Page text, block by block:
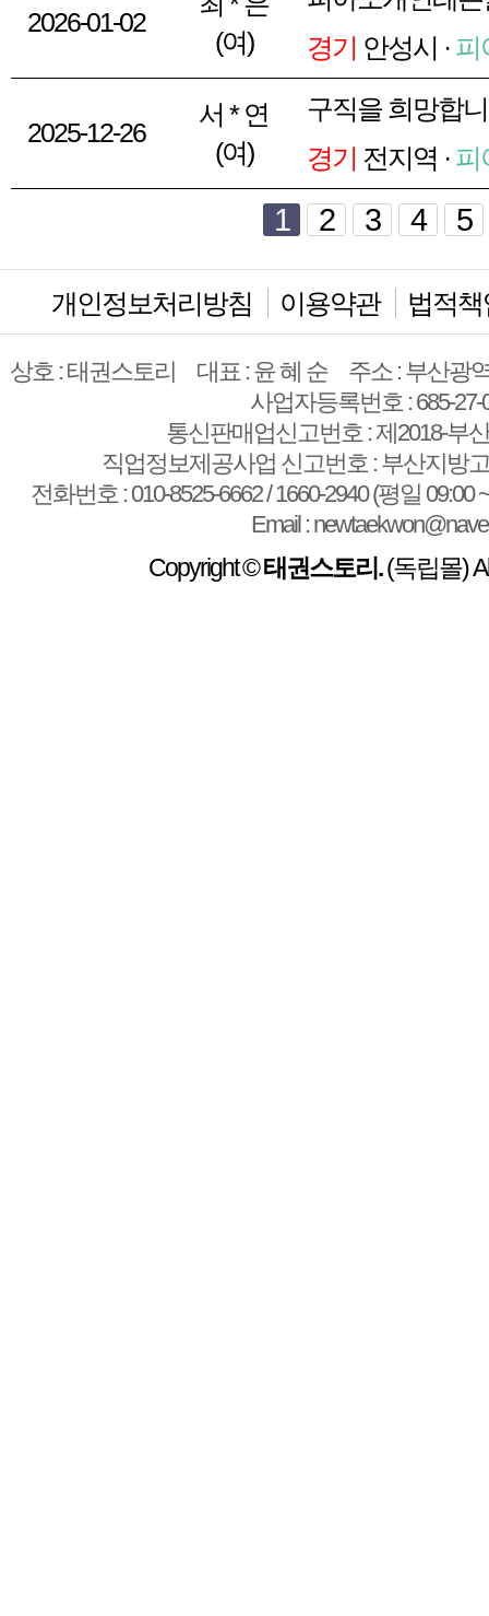
2026-01-02
(여)
경기 안성시 · 피
2025-12-26
서 * 연
(여)
구직을 희망합
경기 전지역 · 피
1 2 3 4 5
개인정보처리방침 이용약관 법적
상호 : 태권스토리 대표 : 윤 혜 순
주소 : 부산광
사업자등록번호 : 685-27-
통신판매업신고번호 : 제2018-부
직업정보제공사업 신고번호 : 부산지방
전화번호 : 010-8525-6662 / 1660-2940 (평일 09:00
Email :
Copyright ©태권스토리.(독립몰)